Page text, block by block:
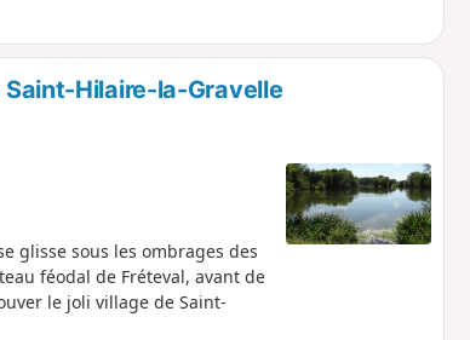
Saint-Hilaire-la-Gravelle
glisse sous les ombrages des
féodal de Fréteval, avant de
le joli village de Saint-